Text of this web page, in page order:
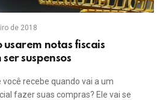
de 2018
notas fiscais
suspensos
recebe quando vai a um
fazer suas compras? Ele vai se